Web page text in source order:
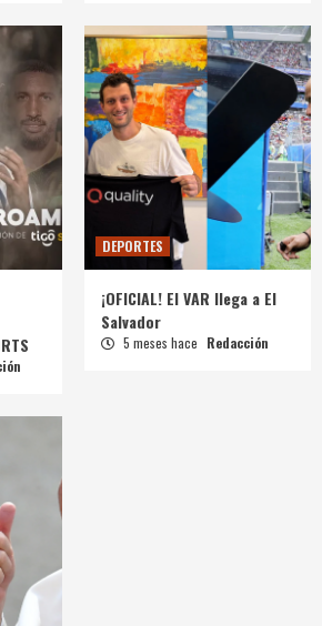
DEPORTES
¡OFICIAL! El VAR llega a El
Salvador
5 meses hace Redacción